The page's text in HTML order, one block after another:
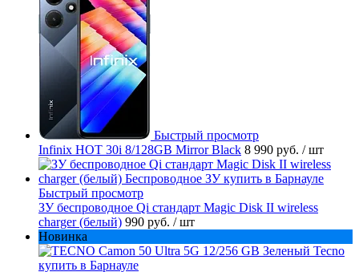
Быстрый просмотр
Infinix HOT 30i 8/128GB Mirror Black 8 990 руб. / шт
Быстрый просмотр
ЗУ беспроводное Qi стандарт Magic Disk II wireless
charger (белый) 990 руб. / шт
Новинка